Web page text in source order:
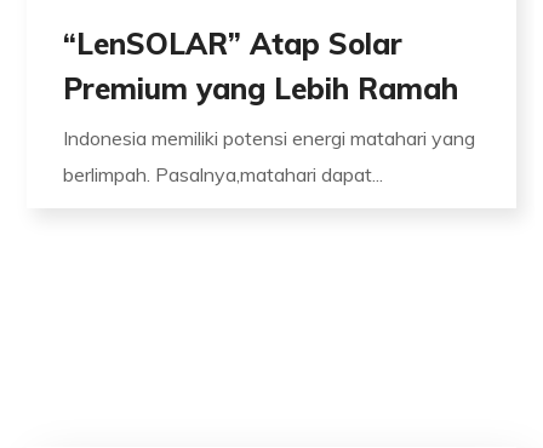
“LenSOLAR” Atap Solar
Premium yang Lebih Ramah
Indonesia memiliki potensi energi matahari yang
berlimpah. Pasalnya,matahari dapat...